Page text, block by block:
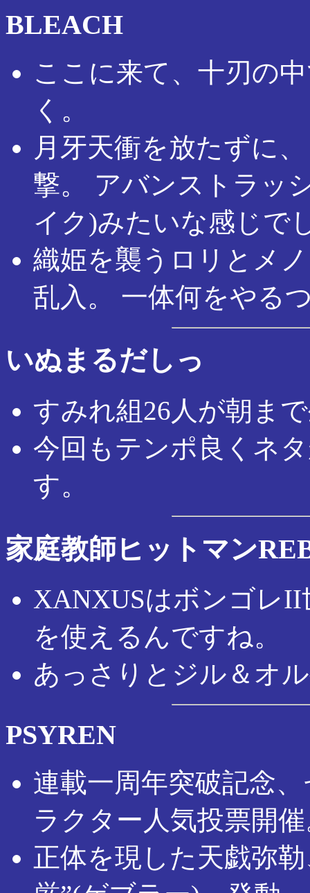
BLEACH
ここに来て、十刃の
く。
月牙天衝を放たずに
撃。 アバンストラッ
イク)みたいな感じで
織姫を襲うロリとメ
乱入。 一体何をやる
いぬまるだしっ
すみれ組26人が朝ま
今回もテンポ良くネ
す。
家庭教師ヒットマン
XANXUSはボンゴレ
を使えるんですね。
あっさりとジル＆オ
PSYREN
連載一周年突破記念
ラクター人気投票開
正体を現した天戯弥